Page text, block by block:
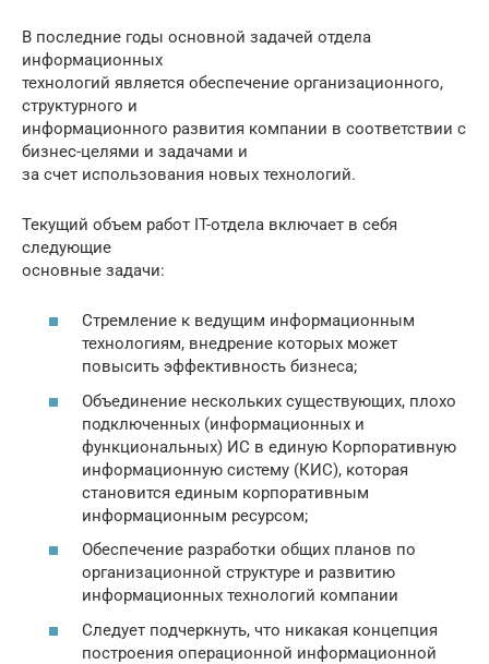
В последние годы основной задачей отдела
информационных
технологий является обеспечение организационного,
структурного и
информационного развития компании в соответствии с
бизнес-целями и задачами и
за счет использования новых технологий.
Текущий объем работ IT-отдела включает в себя
следующие
основные задачи:
Стремление к ведущим информационным
технологиям, внедрение которых может
повысить эффективность бизнеса;
Объединение нескольких существующих, плохо
подключенных (информационных и
функциональных) ИС в единую Корпоративную
информационную систему (КИС), которая
становится единым корпоративным
информационным ресурсом;
Обеспечение разработки общих планов по
организационной структуре и развитию
информационных технологий компании
Следует подчеркнуть, что никакая концепция
построения операционной информационной